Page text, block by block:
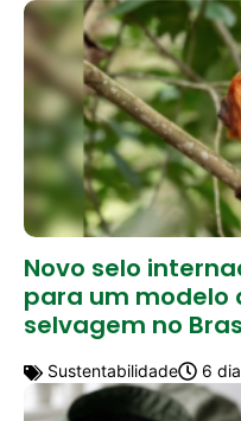
Novo selo
para um modelo
selvagem no
Sustentabilidade 6